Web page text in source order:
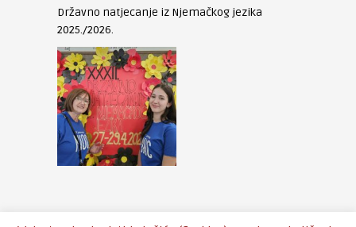
Državno natjecanje iz Njemačkog jezika
2025./2026.